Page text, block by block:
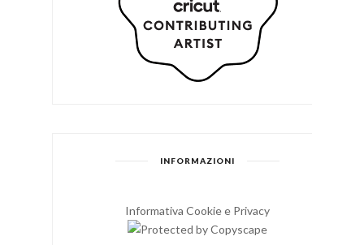
INFORMAZIONI
Informativa Cookie e Privacy